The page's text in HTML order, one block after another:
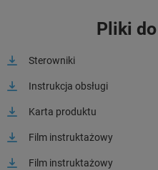
Pliki
Sterowniki
Instrukcja obsługi
Karta produktu
Film instruktażowy
Film instruktażowy